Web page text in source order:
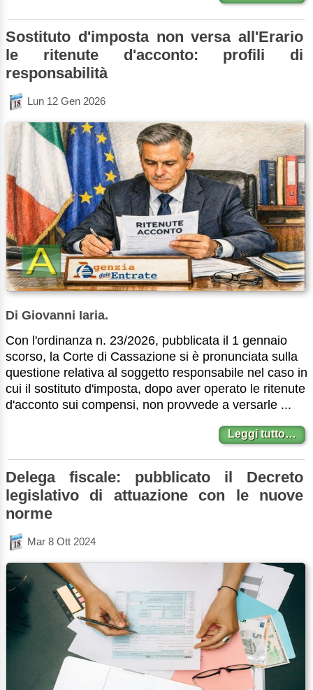
Sostituto d'imposta non versa all'Erario
le ritenute d'acconto: profili di
responsabilità
Lun 12 Gen 2026
Di Giovanni Iaria.
Con l'ordinanza n. 23/2026, pubblicata il 1 gennaio
scorso, la Corte di Cassazione si è pronunciata sulla
questione relativa al soggetto responsabile nel caso in
cui il sostituto d'imposta, dopo aver operato le ritenute
d'acconto sui compensi, non provvede a versarle ...
Leggi tutto…
Delega fiscale: pubblicato il Decreto
legislativo di attuazione con le nuove
norme
Mar 8 Ott 2024